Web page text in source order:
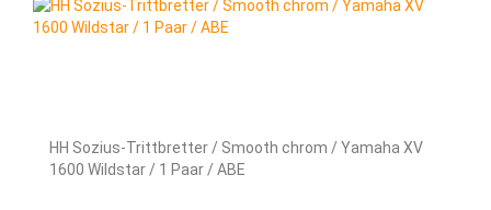
HH Sozius-Trittbretter / Smooth chrom / Yamaha XV
1600 Wildstar / 1 Paar / ABE